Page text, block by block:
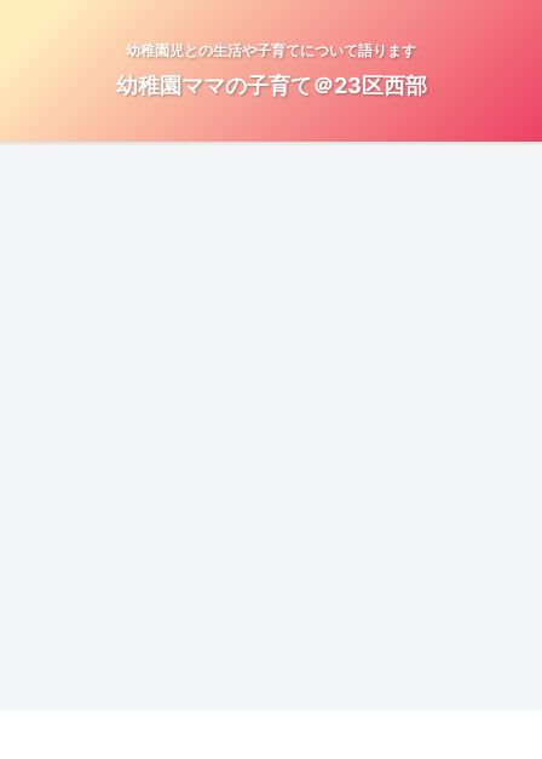
幼稚園児との生活や子育てについて語ります
幼稚園ママの子育て＠23区西部